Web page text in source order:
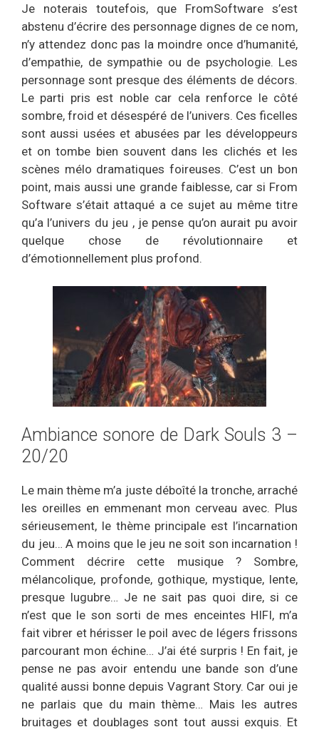
Je noterais toutefois, que FromSoftware s’est
abstenu d’écrire des personnage dignes de ce nom,
n’y attendez donc pas la moindre once d’humanité,
d’empathie, de sympathie ou de psychologie. Les
personnage sont presque des éléments de décors.
Le parti pris est noble car cela renforce le côté
sombre, froid et désespéré de l’univers. Ces ficelles
sont aussi usées et abusées par les développeurs
et on tombe bien souvent dans les clichés et les
scènes mélo dramatiques foireuses. C’est un bon
point, mais aussi une grande faiblesse, car si From
Software s’était attaqué a ce sujet au même titre
qu’a l’univers du jeu , je pense qu’on aurait pu avoir
quelque chose de révolutionnaire et
d’émotionnellement plus profond.
Ambiance sonore de Dark Souls 3 –
20/20
Le main thème m’a juste déboîté la tronche, arraché
les oreilles en emmenant mon cerveau avec. Plus
sérieusement, le thème principale est l’incarnation
du jeu… A moins que le jeu ne soit son incarnation !
Comment décrire cette musique ? Sombre,
mélancolique, profonde, gothique, mystique, lente,
presque lugubre… Je ne sait pas quoi dire, si ce
n’est que le son sorti de mes enceintes HIFI, m’a
fait vibrer et hérisser le poil avec de légers frissons
parcourant mon échine… J’ai été surpris ! En fait, je
pense ne pas avoir entendu une bande son d’une
qualité aussi bonne depuis Vagrant Story. Car oui je
ne parlais que du main thème… Mais les autres
bruitages et doublages sont tout aussi exquis. Et